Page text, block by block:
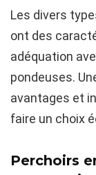
Les divers
ont des
adéquation
pondeuses.
avantages et
faire un choix
Perchoirs